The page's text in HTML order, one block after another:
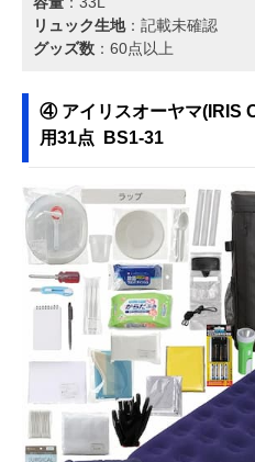
リュック生地：記載未確認
グッズ数 ：60点以上
④ アイリスオーヤマ(IRIS
用31点 BS1-31